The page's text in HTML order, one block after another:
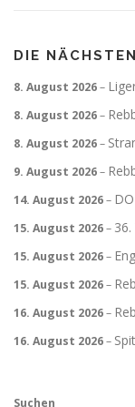
DIE
8. August 2026–
8. August 2026–
8. August 2026–
9. August 2026–
14. August 2026–
15. August 2026–
15. August 2026–
15. August 2026–
16. August 2026–
16. August 2026–
Suchen